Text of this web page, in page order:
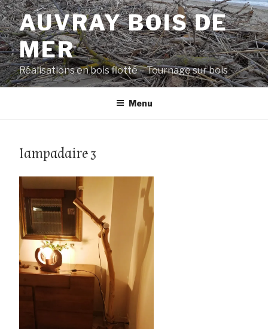
Aller
au
contenu
principal
AUVRAY BOIS DE
MER
Réalisations en bois flotté – Tournage sur bois
Menu
lampadaire 3